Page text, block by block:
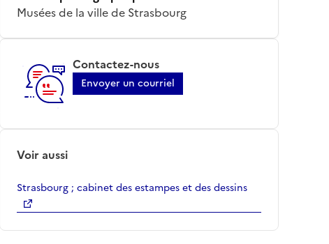
Musées de la ville de Strasbourg
Contactez-nous
Envoyer un courriel
Voir aussi
Strasbourg ; cabinet des estampes et des dessins